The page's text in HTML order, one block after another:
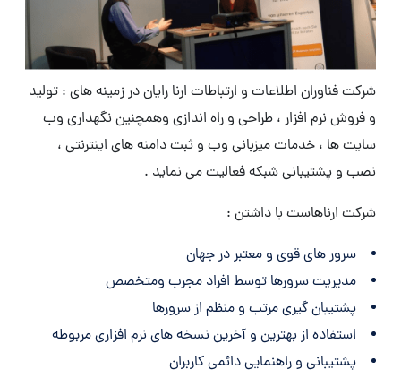
شرکت فناوران اطلاعات و ارتباطات ارنا رایان در زمینه های : تولید
و فروش نرم افزار ، طراحی و راه اندازی وهمچنین نگهداری وب
سایت ها ، خدمات میزبانی وب و ثبت دامنه های اینترنتی ،
نصب و پشتیبانی شبکه فعالیت می نماید .
شرکت ارناهاست با داشتن :
سرور های قوی و معتبر در جهان
مدیریت سرورها توسط افراد مجرب ومتخصص
پشتیبان گیری مرتب و منظم از سرورها
استفاده از بهترین و آخرین نسخه های نرم افزاری مربوطه
پشتیبانی و راهنمایی دائمی کاربران